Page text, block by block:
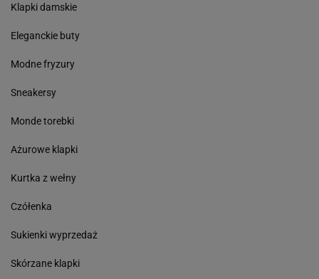
Klapki damskie
Eleganckie buty
Modne fryzury
Sneakersy
Monde torebki
Ażurowe klapki
Kurtka z wełny
Czółenka
Sukienki wyprzedaż
Skórzane klapki